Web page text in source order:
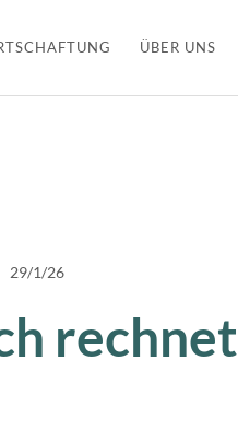
ÜBER UNS
29/1/26
rechnet